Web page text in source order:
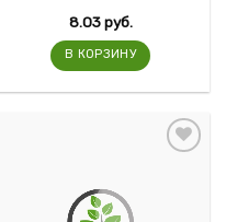
8.03руб.
В КОРЗИНУ